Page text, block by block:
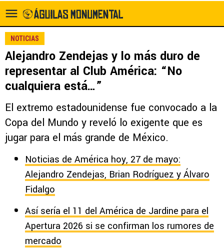
NOTICIAS
Alejandro Zendejas y lo más duro de
representar al Club América: “No
cualquiera está…”
El extremo estadounidense fue convocado a la
Copa del Mundo y reveló lo exigente que es
jugar para el más grande de México.
Noticias de América hoy, 27 de mayo:
Alejandro Zendejas, Brian Rodríguez y Álvaro
Fidalgo
Así sería el 11 del América de Jardine para el
Apertura 2026 si se confirman los rumores de
mercado